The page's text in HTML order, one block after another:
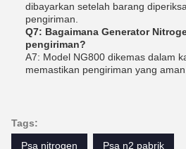
dibayarkan setelah barang
pengiriman.
Q7: Bagaimana Generator
pengiriman?
A7: Model NG800 dikemas dalam
memastikan pengiriman yang aman.
Tags:
Psa nitrogen
Psa n2 pabrik